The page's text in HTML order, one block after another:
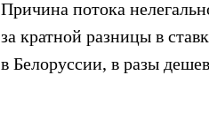
Причина потока
за кратной разницы в
в Белоруссии, в разы